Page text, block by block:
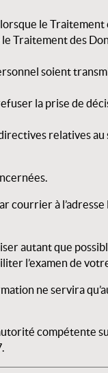
le Traitement
Traitement des
soient
la prise de
relatives
courrier à l’adresse
autant que
l’examen de
ne servira
compétente